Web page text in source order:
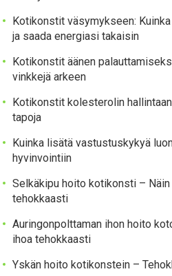
Kotikonstit väsymykseen:
ja saada energiasi takaisin
Kotikonstit äänen
vinkkejä arkeen
Kotikonstit kolesterolin
tapoja
Kuinka lisätä vastustuskykyä
hyvinvointiin
Selkäkipu hoito kotikonsti –
tehokkaasti
Auringonpolttaman ihon hoito
ihoa tehokkaasti
Yskän hoito kotikonstein –